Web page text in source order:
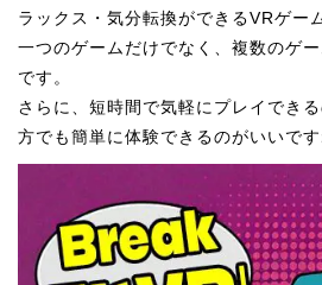
ラックス・気分転換ができるVRゲー
一つのゲームだけでなく、複数のゲ
です。
さらに、短時間で気軽にプレイでき
方でも簡単に体験できるのがいいです